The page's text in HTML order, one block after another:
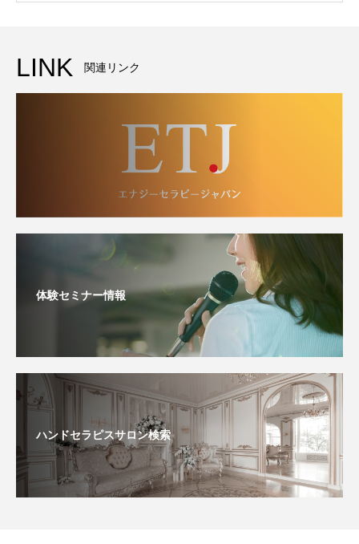
LINK 関連リンク
体験セミナー情報
ハンドセラピスサロン検索